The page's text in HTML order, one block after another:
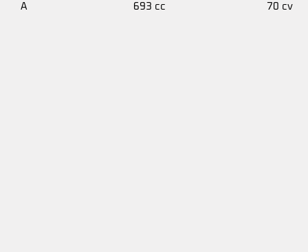
A 693 cc 70 cv